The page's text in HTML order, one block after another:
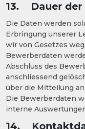
13. Dauer der
Die Daten werden
Erbringung unserer
wir von Gesetzes
Bewerberdaten
Abschluss des
anschliessend
über die Mitteilung an
Die Bewerberdaten
interne
14.